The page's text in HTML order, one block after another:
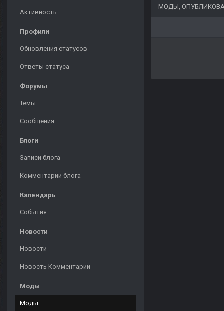
Активность
Профили
Обновления статусов
Ответы статуса
Форумы
Темы
Сообщения
Блоги
Записи блога
Комментарии блога
Календарь
События
Новости
Новости
Новость Комментарии
Моды
Моды
МОДЫ,